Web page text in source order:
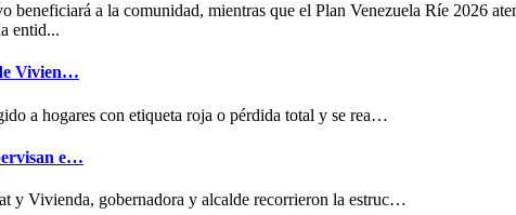
beneficiará a la comunidad, mientras que el Plan Venezuela Ríe 2026
entid...
Vivien…
a hogares con etiqueta roja o pérdida total y se rea…
e…
y Vivienda, gobernadora y alcalde recorrieron la estruc…